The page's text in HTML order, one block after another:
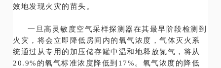
效地发现火灾的苗头。
一旦高灵敏度空气采样探测器在其最早阶段检测到
火灾，将会立即降低房间内的氧气浓度，气体灭火系
统通过从专用的加压储存罐中温和地释放氮气，将从
20.9%的氧气标准浓度降低到17%。氧气浓度的降低